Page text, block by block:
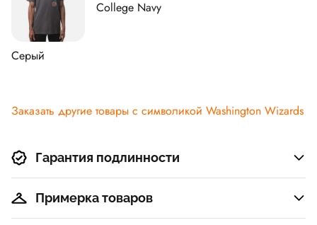
Серый
College Navy
Заказать другие товары с символикой Washington Wizards
Гарантия подлинности
Примерка товаров